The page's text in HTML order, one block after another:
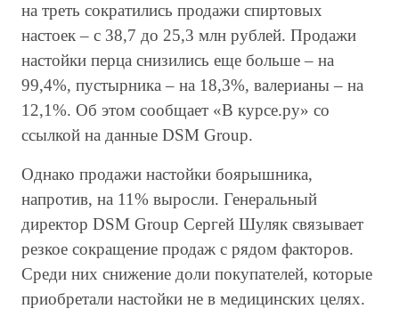
на треть сократились продажи спиртовых
настоек – с 38,7 до 25,3 млн рублей. Продажи
настойки перца снизились еще больше – на
99,4%, пустырника – на 18,3%, валерианы – на
12,1%. Об этом сообщает «В курсе.ру» со
ссылкой на данные DSM Group.
Однако продажи настойки боярышника,
напротив, на 11% выросли. Генеральный
директор DSM Group Сергей Шуляк связывает
резкое сокращение продаж с рядом факторов.
Среди них снижение доли покупателей, которые
приобретали настойки не в медицинских целях.